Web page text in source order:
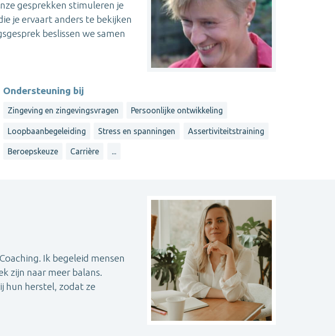
gesprekken stimuleren je
je ervaart anders te bekijken
beslissen we samen
Ondersteuning bij
Zingeving en zingevingsvragen Persoonlijke ontwikkeling
Loopbaanbegeleiding Stress en spanningen Assertiviteitstraining
Beroepskeuze Carrière ...
Ik begeleid mensen
zijn naar meer balans.
hun herstel, zodat ze